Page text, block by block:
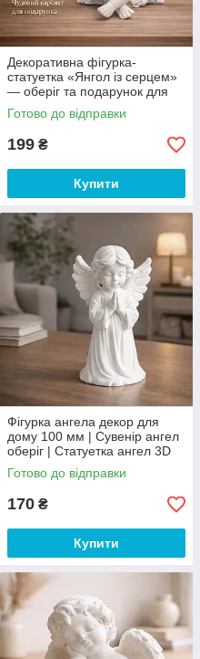
Декоративна фігурка-
статуетка «Янгол із серцем»
— оберіг та подарунок для
дому, 50×80 мм
Готово до відправки
199 ₴
Купити
Фігурка ангела декор для
дому 100 мм | Сувенір ангел
оберіг | Статуетка ангел 3D
друк
Готово до відправки
170 ₴
Купити